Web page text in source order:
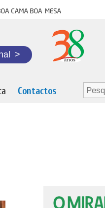
cama boa mesa
>
Contactos